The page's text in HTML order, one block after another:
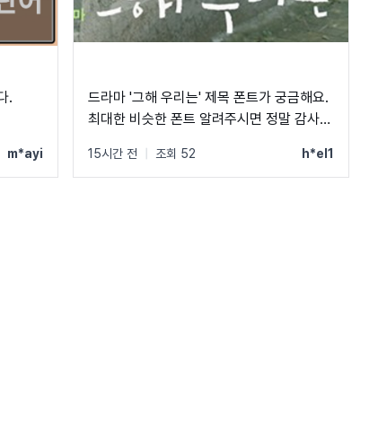
.
m*ayi
드라마 '그해 우리는' 제목 폰트가 궁금해요.
최대한 비슷한 폰트 알려주시면 정말 감사하
15시간 전 조회 52 h*el1